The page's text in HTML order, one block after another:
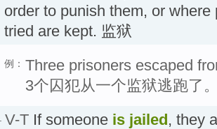
order to punish them, or
tried are kept. 监狱
例： Three prisoners escaped
3个囚犯从一个监狱逃跑了
V-T If someone is jailed, they